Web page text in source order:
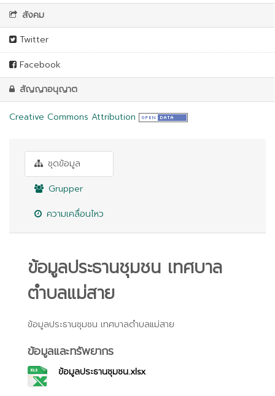
สังคม
Twitter
Facebook
สัญญาอนุญาต
Creative Commons Attribution
ชุดข้อมูล
Grupper
ความเคลื่อนไหว
ข้อมูลประธานชุมชน เทศบาล
ตำบลแม่สาย
ข้อมูลประธานชุมชน เทศบาลตำบลแม่สาย
ข้อมูลและทรัพยากร
ข้อมูลประธานชุมชน.xlsx